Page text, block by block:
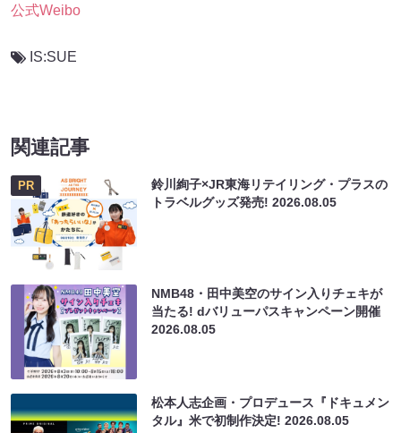
公式Weibo
IS:SUE
関連記事
PR
鈴川絢子×JR東海リテイリング・プラスの
トラベルグッズ発売!2026.08.05
NMB48・田中美空のサイン入りチェキが
当たる! dバリューパスキャンペーン開催
2026.08.05
松本人志企画・プロデュース『ドキュメン
タル』米で初制作決定!2026.08.05